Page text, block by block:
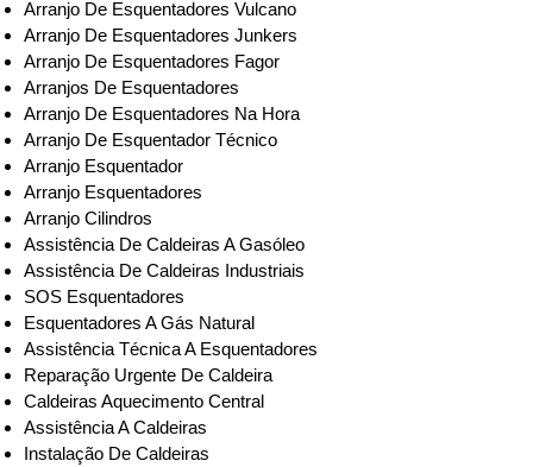
Arranjo De Esquentadores Vulcano
Arranjo De Esquentadores Junkers
Arranjo De Esquentadores Fagor
Arranjos De Esquentadores
Arranjo De Esquentadores Na Hora
Arranjo De Esquentador Técnico
Arranjo Esquentador
Arranjo Esquentadores
Arranjo Cilindros
Assistência De Caldeiras A Gasóleo
Assistência De Caldeiras Industriais
SOS Esquentadores
Esquentadores A Gás Natural
Assistência Técnica A Esquentadores
Reparação Urgente De Caldeira
Caldeiras Aquecimento Central
Assistência A Caldeiras
Instalação De Caldeiras